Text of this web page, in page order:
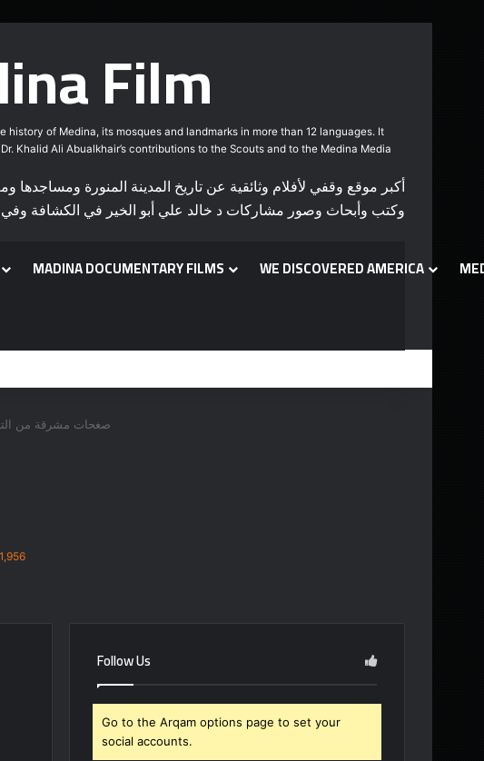
Film
of Medina, its mosques and landmarks in more than 12 languages. It
Khalid Ali Abualkhair’s contributions to the Scouts and to the Medina Media
وكتب وأبحاث وصور مشاركات د خالد علي أبو الخير في الكشافة وفي
MADINA DOCUMENTARY FILMS WE DISCOVERED AMERICA
صغحات مشرقة من
Follow Us
Go to the Arqam options page to set your
social accounts.